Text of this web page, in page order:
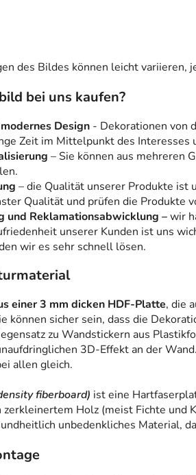
des Bildes können leicht variieren,
bei uns kaufen?
Design - Dekorationen von
Zeit im Mittelpunkt des Interesses
– Sie können aus mehreren
– die Qualität unserer Produkte
Qualität und prüfen die Produkte
und Reklamationsabwicklung –wir
unserer Kunden ist uns
wir es sehr schnell lösen.
einer 3 mm dicken HDF-Platte, die
können sicher sein, dass die
zu Wandstickern aus
3D-Effekt an der Wand.
allen gleich.
fiberboard) ist eine
zerkleinertem Holz (meist Fichte und
unbedenkliches Material,